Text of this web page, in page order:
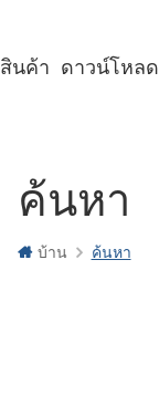
สินค้า ดาวน์โหลด
ค้นหา
บ้าน ค้นหา